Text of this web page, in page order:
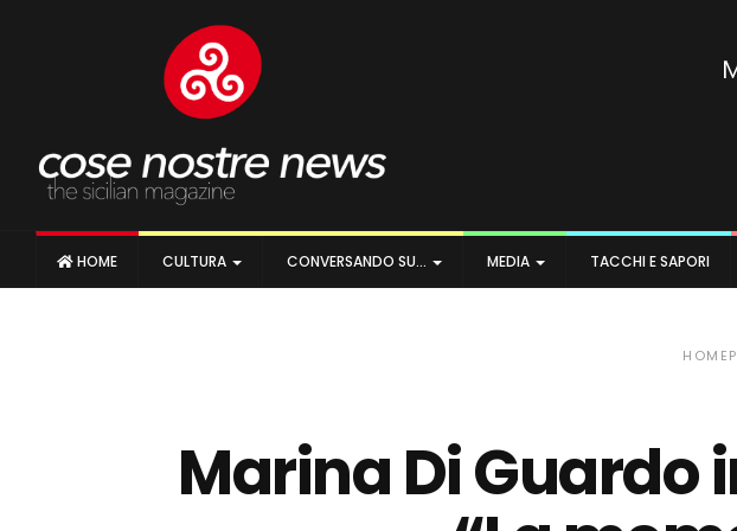
HOME CULTURA CONVERSANDO SU… MEDIA TACCHI E SAPORI
Marina Di Guardo